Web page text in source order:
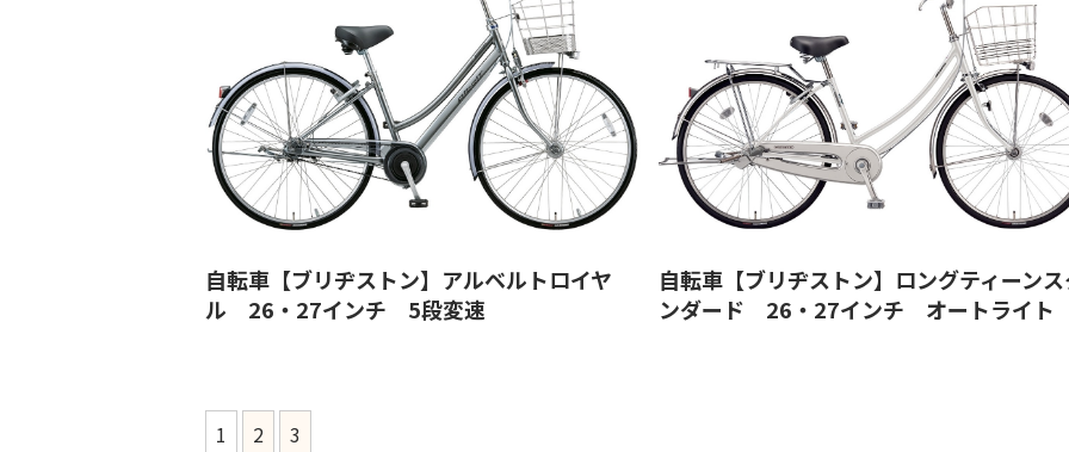
自転車【ブリヂストン】アルベルトロイヤ
ル 26・27インチ 5段変速
自転車【ブリヂストン】ロングティーン
ンダード 26・27インチ オートライト
1 2 3